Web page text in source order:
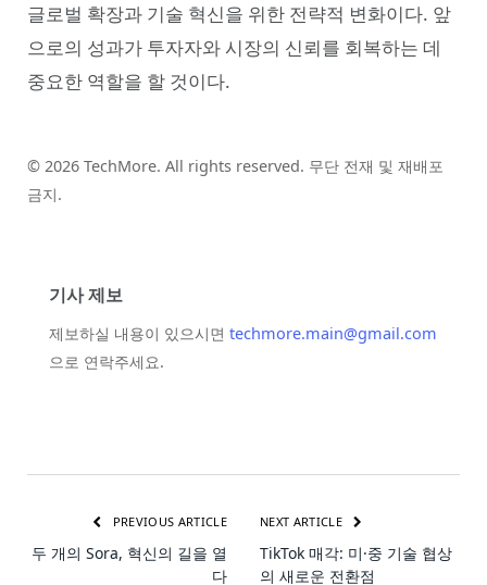
글로벌 확장과 기술 혁신을 위한 전략적 변화이다. 앞
으로의 성과가 투자자와 시장의 신뢰를 회복하는 데
중요한 역할을 할 것이다.
© 2026 TechMore. All rights reserved. 무단 전재 및 재배포
금지.
기사 제보
제보하실 내용이 있으시면 techmore.main@gmail.com
으로 연락주세요.
PREVIOUS ARTICLE
두 개의 Sora, 혁신의 길을 열
다
NEXT ARTICLE
TikTok 매각: 미·중 기술 협상
의 새로운 전환점